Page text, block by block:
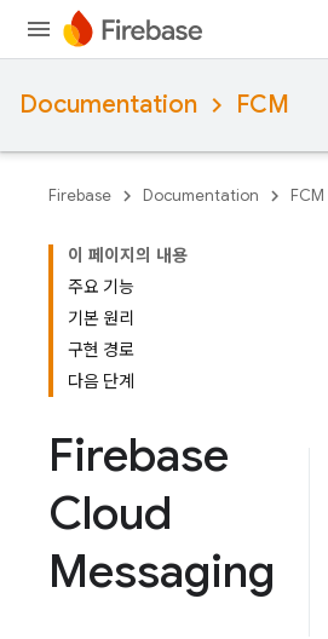
Documentation FCM
Firebase Documentation FCM
이 페이지의 내용
주요 기능
기본 원리
구현 경로
다음 단계
Firebase
Cloud
Messaging